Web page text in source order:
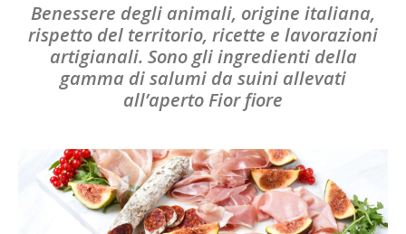
Benessere degli animali, origine italiana,
rispetto del territorio, ricette e lavorazioni
artigianali. Sono gli ingredienti della
gamma di salumi da suini allevati
all’aperto Fior fiore